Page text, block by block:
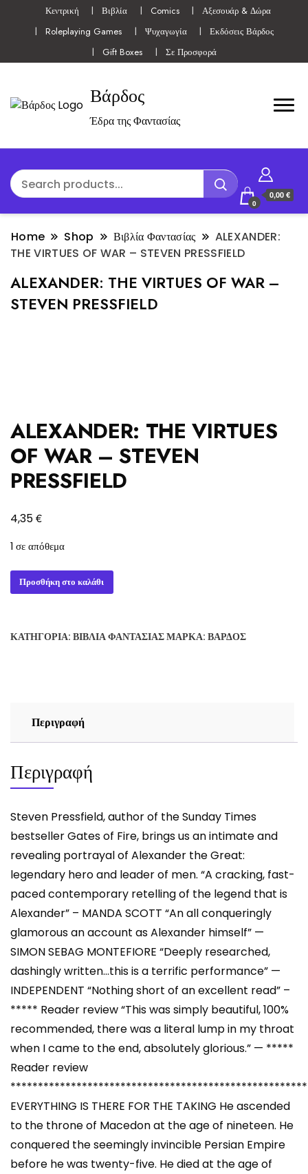
Κεντρική Βιβλία Comics
Αξεσουάρ & Δώρα
Roleplaying Games
Ψυχαγωγία
Εκδόσεις Βάρδος
Gift Boxes
Σε Προσφορά
Βάρδος
Έδρα της Φαντασίας
0
0,00 €
Home Shop Βιβλία Φαντασίας
ALEXANDER:
THE VIRTUES OF WAR – STEVEN PRESSFIELD
ALEXANDER: THE VIRTUES OF WAR –
STEVEN PRESSFIELD
ALEXANDER: THE VIRTUES
OF WAR – STEVEN
PRESSFIELD
4,35€
1 σε απόθεμα
ALEXANDER:
THE
WAR
Προσθήκη στο καλάθι
ΚΑΤΗΓΟΡΊΑ: ΒΙΒΛΊΑ ΦΑΝΤΑΣΊΑΣΜΆΡΚΑ: ΒΆΡΔΟΣ
Περιγραφή
Περιγραφή
Steven Pressfield, author of the Sunday Times
bestseller Gates of Fire, brings us an intimate and
revealing portrayal of Alexander the Great:
legendary hero and leader of men. “A cracking, fast-
paced contemporary retelling of the legend that is
Alexander” – MANDA SCOTT “An all conqueringly
glamorous an account as Alexander himself” —
SIMON SEBAG MONTEFIORE “Deeply researched,
dashingly written…this is a terrific performance” —
INDEPENDENT “Nothing short of an excellent read” –
***** Reader review “This was simply beautiful, 100%
recommended, there was a literal lump in my throat
when I came to the end, absolutely glorious.” — *****
Reader review
EVERYTHING IS THERE FOR THE TAKING He ascended
to the throne of Macedon at the age of nineteen. He
conquered the seemingly invincible Persian Empire
before he was twenty-five. He died at the age of